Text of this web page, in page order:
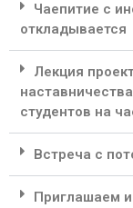
Чаепитие с
откладывается
Лекция
студентов на
Встреча с
Приглашаем